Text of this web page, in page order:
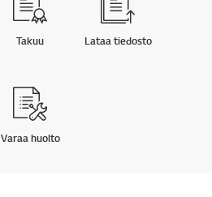
Takuu Lataa tiedosto
Varaa huolto